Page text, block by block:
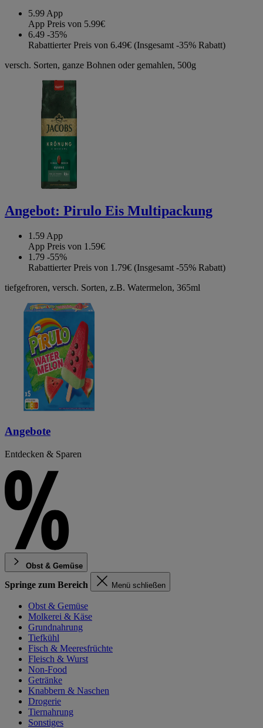
5.99 App
App Preis von 5.99€
6.49 -35%
Rabattierter Preis von 6.49€ (Insgesamt -35% Rabatt)
versch. Sorten, ganze Bohnen oder gemahlen, 500g
Angebot: Pirulo Eis Multipackung
1.59 App
App Preis von 1.59€
1.79 -55%
Rabattierter Preis von 1.79€ (Insgesamt -55% Rabatt)
tiefgefroren, versch. Sorten, z.B. Watermelon, 365ml
Angebote
Entdecken & Sparen
Obst & Gemüse
Springe zum Bereich Menü schließen
Obst & Gemüse
Molkerei & Käse
Grundnahrung
Tiefkühl
Fisch & Meeresfrüchte
Fleisch & Wurst
Non-Food
Getränke
Knabbern & Naschen
Drogerie
Tiernahrung
Sonstiges